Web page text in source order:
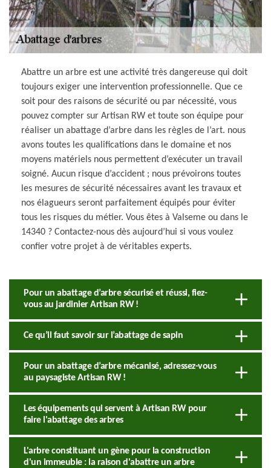
Abattre un arbre est une activité très dangereuse qui doit
toujours exiger une intervention professionnelle. Que ce
soit pour des raisons de sécurité ou par nécessité, vous
pouvez compter sur Artisan RW et toute son équipe pour
réaliser un abattage d’arbre dans les règles de l’art. nous
avons toutes les qualifications dans le domaine et nos
moyens matériels nous permettent d’exécuter un travail
soigné. Aucun risque d’accident ; nous prévoirons toutes
les mesures de sécurité nécessaires avant les travaux et
nos élagueurs seront parfaitement équipés pour éviter
tous les risques du métier. Vous êtes à Valseme ou dans le
14340 ? Contactez-nous dès aujourd’hui si vous voulez
confier votre projet à de véritables experts.
Pour un abattage d’arbre sécurisé et réussi, fiez-
vous au jardinier Artisan RW !
Ce qu’il faut savoir sur l’abattage de sapin
Pour un abattage d’arbre mécanisé, adressez-vous
au paysagiste Artisan RW !
Les équipements qui servent à Artisan RW pour
faire l'abattage des arbres
L'arbre constituant un gène pour la construction
d'un immeuble : la raison d'abattre un arbre